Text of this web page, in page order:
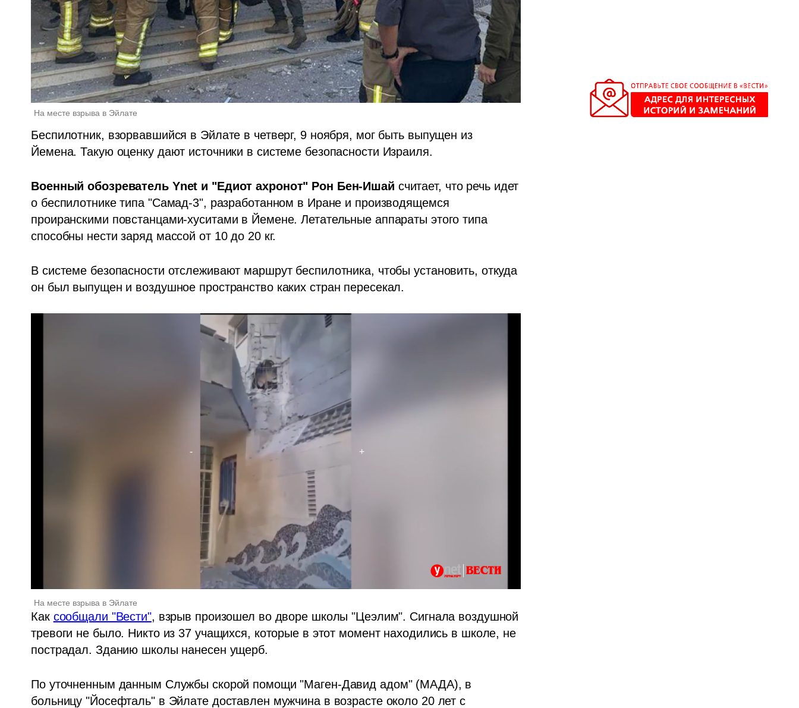
На месте взрыва в Эйлате
Беспилотник, взорвавшийся в Эйлате в четверг, 9 ноября, мог быть выпущен из
Йемена. Такую оценку дают источники в системе безопасности Израиля.
Военный обозреватель Ynet и "Едиот ахронот" Рон Бен-Ишай считает, что речь идет
о беспилотнике типа "Самад-3", разработанном в Иране и производящемся
проиранскими повстанцами-хуситами в Йемене. Летательные аппараты этого типа
способны нести заряд массой от 10 до 20 кг.
В системе безопасности отслеживают маршрут беспилотника, чтобы установить, откуда
он был выпущен и воздушное пространство каких стран пересекал.
На месте взрыва в Эйлате
Как сообщали "Вести", взрыв произошел во дворе школы "Цеэлим". Сигнала воздушной
тревоги не было. Никто из 37 учащихся, которые в этот момент находились в школе, не
пострадал. Зданию школы нанесен ущерб.
По уточненным данным Службы скорой помощи "Маген-Давид адом" (МАДА), в
больницу "Йосефталь" в Эйлате доставлен мужчина в возрасте около 20 лет с